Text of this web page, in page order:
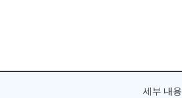
세부 내용